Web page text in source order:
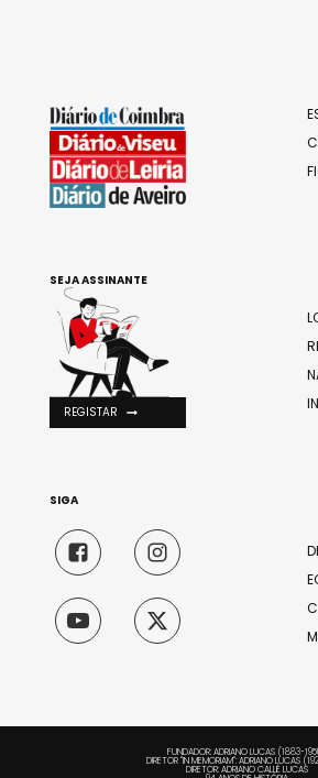
SEJA ASSINANTE
REGISTAR
SIGA
FUNDADOR: ADRIANO LUCAS (1883-
DIRETOR "IN MEMORIAM": ADRIANO LUCAS
DIRETOR: ADRIANO CALLÉ LUCAS